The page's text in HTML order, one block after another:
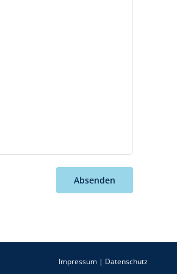
Absenden
Impressum | Datenschutz